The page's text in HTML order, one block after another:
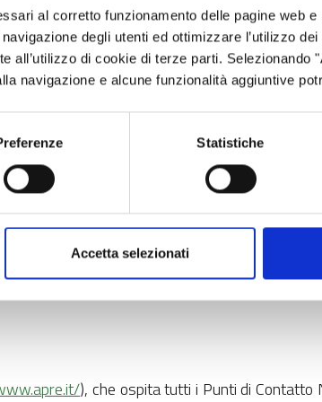
al corretto funzionamento delle pagine web
degli utenti ed ottimizzare l’utilizzo
all’utilizzo di cookie di terze parti. Selezionando
navigazione e alcune funzionalità aggiuntive
Statistiche
Accetta selezionati
definite in modo chiaro, che possono
collaudo, dimostrazione, esperimenti,
di progetti, programmi e politiche di ricerca
senza scopo di lucro il finanziamento può salire
e infrastruttura, forniture per ufficio)
), che ospita tutti i Punti di